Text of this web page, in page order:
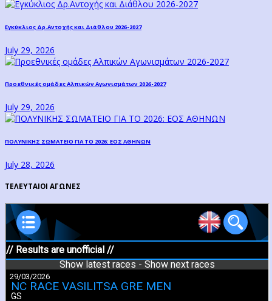
Εγκύκλιος Δρ.Αντοχής και Διάθλου 2026-2027
July 29, 2026
Προεθνικές ομάδες Αλπικών Αγωνισμάτων 2026-2027
July 29, 2026
ΠΟΛΥΝΙΚΗΣ ΣΩΜΑΤΕΙΟ ΓΙΑ ΤΟ 2026: ΕΟΣ ΑΘΗΝΩΝ
July 28, 2026
ΤΕΛΕΥΤΑΙΟΙ ΑΓΩΝΕΣ